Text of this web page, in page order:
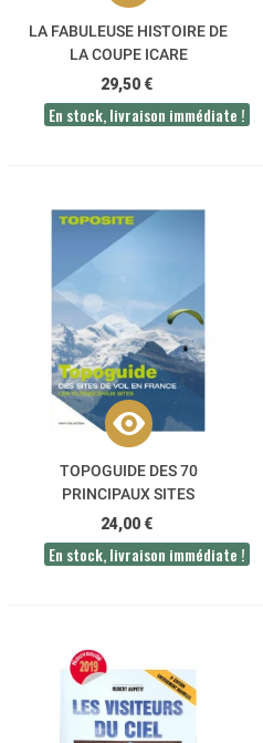
LA FABULEUSE HISTOIRE DE
LA COUPE ICARE
29,50 €
En stock, livraison immédiate !
TOPOGUIDE DES 70
PRINCIPAUX SITES
PARAPENTE DE FRANCE
24,00 €
En stock, livraison immédiate !